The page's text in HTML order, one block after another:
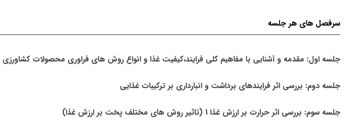
سرفصل های هر جلسه
جلسه اول: مقدمه و آشنایی با مفاهیم کلی فرایند،کیفیت غذا و انواع روش های فراوری محصولات
جلسه دوم: بررسی اثر فرایندهای برداشت و انبارداری بر ترکیبات غذایی
جلسه سوم: بررسی اثر حرارت بر ارزش غذا 1 (تاثیر روش های مختلف پخت بر ارزش غذا)